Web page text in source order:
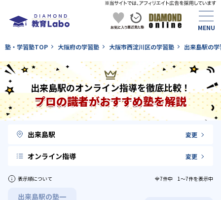
塾・学習塾TOP 大阪府の学習塾 大阪市西淀川区の学習塾 出来島駅の
出来島駅のオンライン指導を徹底比較！
プロの識者がおすすめ塾を解説
出来島駅 変更
オンライン指導 変更
表示順について 全7件中 1〜7件を表示中
出来島駅の塾一